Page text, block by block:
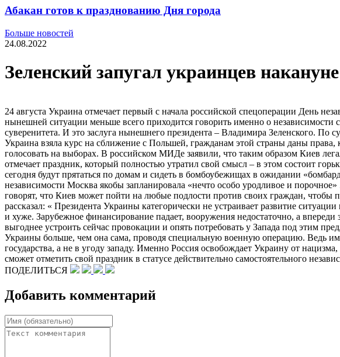
Абакан готов к празднованию Дня города
Больше новостей
24.08.2022
Зеленский запугал украинцев
24 августа Украина отмечает первый с начала российской спецоперации День
нынешней ситуации меньше всего приходится говорить именно о независимости
суверенитета. И это заслуга нынешнего президента – Владимира Зеленского.
Украина взяла курс на сближение с Польшей, гражданам этой страны даны
голосовать на выборах. В российском МИДе заявили, что таким образом Киев
отмечает праздник, который полностью утратил свой смысл – в этом состоит
сегодня будут прятаться по домам и сидеть в бомбоубежищах в ожидании
независимости Москва якобы запланировала «нечто особо уродливое и
говорят, что Киев может пойти на любые подлости против своих граждан,
рассказал: « Президента Украины категорически не устраивает развитие
и хуже. Зарубежное финансирование падает, вооружения недостаточно, а
выгоднее устроить сейчас провокации и опять потребовать у Запада под этим
Украины больше, чем она сама, проводя специальную военную операцию. Ведь
государства, а не в угоду западу. Именно Россия освобождает Украину от
сможет отметить свой праздник в статусе действительно самостоятельного
ПОДЕЛИТЬСЯ
Добавить комментарий